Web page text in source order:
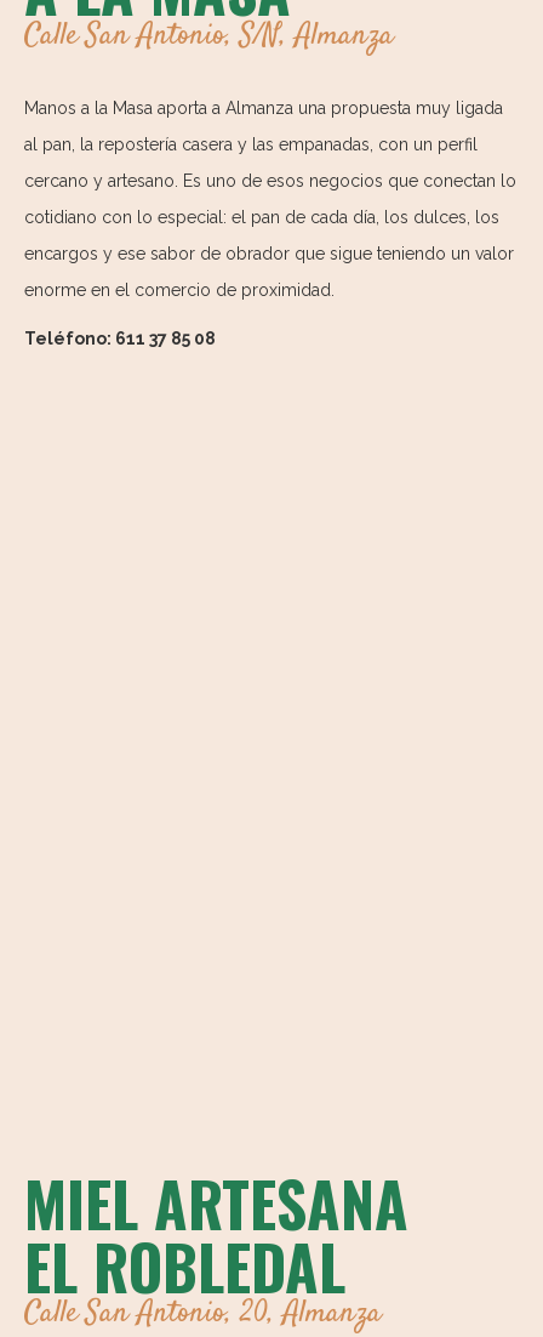
Calle San Antonio, S/N, Almanza
Manos a la Masa aporta a Almanza una propuesta muy ligada
al pan, la repostería casera y las empanadas, con un perfil
cercano y artesano. Es uno de esos negocios que conectan lo
cotidiano con lo especial: el pan de cada día, los dulces, los
encargos y ese sabor de obrador que sigue teniendo un valor
enorme en el comercio de proximidad.
Teléfono: 611 37 85 08
MIEL ARTESANA
EL ROBLEDAL
Calle San Antonio, 20, Almanza